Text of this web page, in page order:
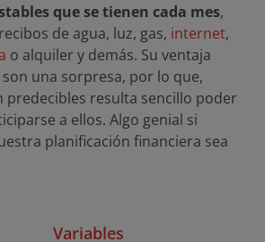
que se tienen cada mes,
de agua, luz, gas, internet,
o alquiler y demás. Su ventaja
una sorpresa, por lo que,
predecibles resulta sencillo poder
a ellos. Algo genial si
planificación financiera sea
Variables